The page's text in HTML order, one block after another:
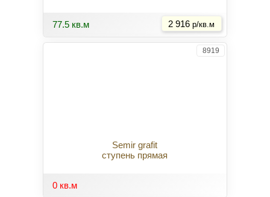
77.5 кв.м 2 916 р/кв.м
8919
Semir grafit
ступень прямая
0 кв.м